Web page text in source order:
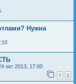
Нужна
окт 2013, 17:00
1 2